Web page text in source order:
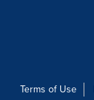
Terms of Use